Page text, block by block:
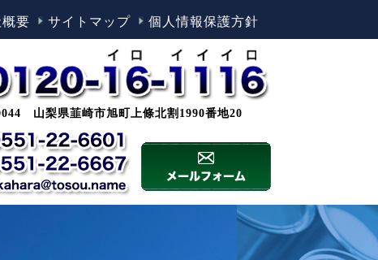
要 サイトマップ 個人情報保護方針
山梨県韮崎市旭町上條北割1990番地20